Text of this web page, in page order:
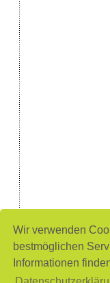
Wir verwenden
bestmöglichen
Informationen